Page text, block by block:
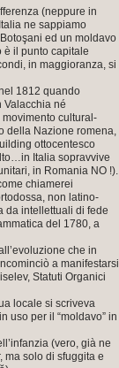
(neppure in
ne sappiamo
ed un moldavo
il punto capitale
in maggioranza, si
1812 quando
Valacchia né
cultural-
della Nazione romena,
ottocentesco
Italia sopravvive
in Romania NO !).
chiamerei
non latino-
da intellettuali di fede
del 1780, a
che in
a manifestarsi
Statuti Organici
locale si scriveva
uso per il “moldavo” in
(vero, già ne
ma solo di sfuggita e